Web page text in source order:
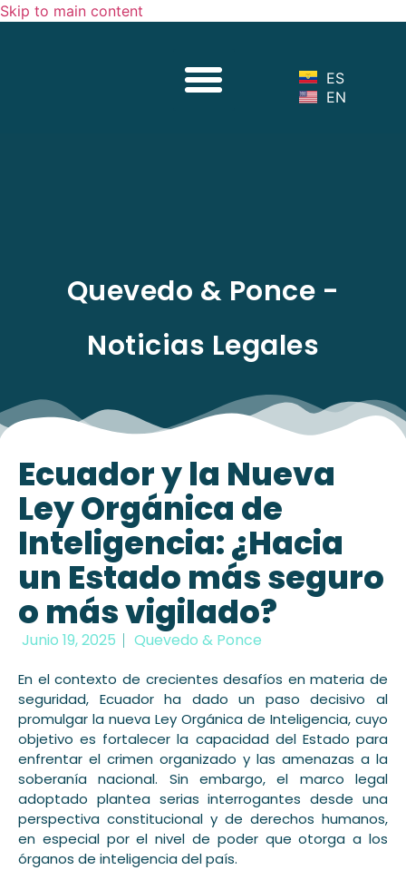
Skip to main content
ES
EN
Quevedo & Ponce -
Noticias Legales
Ecuador y la Nueva
Ley Orgánica de
Inteligencia: ¿Hacia
un Estado más seguro
o más vigilado?
Junio 19, 2025 Quevedo & Ponce
En el contexto de crecientes desafíos en materia de
seguridad, Ecuador ha dado un paso decisivo al
promulgar la nueva Ley Orgánica de Inteligencia, cuyo
objetivo es fortalecer la capacidad del Estado para
enfrentar el crimen organizado y las amenazas a la
soberanía nacional. Sin embargo, el marco legal
adoptado plantea serias interrogantes desde una
perspectiva constitucional y de derechos humanos,
en especial por el nivel de poder que otorga a los
órganos de inteligencia del país.